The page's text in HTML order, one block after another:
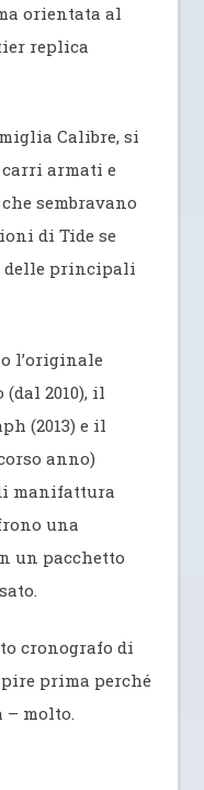
orientata al
replica
Calibre, si
armati e
sembravano
di Tide se
delle principali
l’originale
2010), il
(2013) e il
anno)
manifattura
una
un pacchetto
cronografo di
prima perché
– molto.